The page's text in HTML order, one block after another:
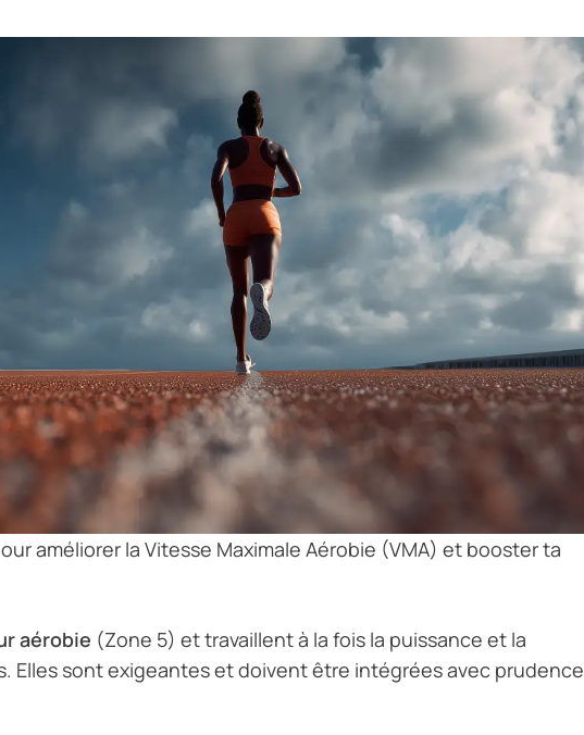
améliorer la Vitesse Maximale Aérobie (VMA) et booster ta
aérobie (Zone 5) et travaillent à la fois la puissance et la
Elles sont exigeantes et doivent être intégrées avec prudence